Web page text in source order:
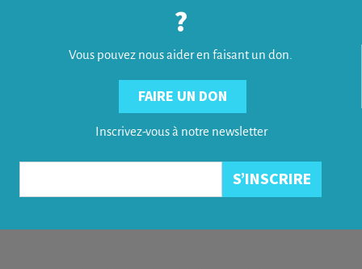
?
Vous pouvez nous aider en faisant un don.
FAIRE UN DON
Inscrivez-vous à notre newsletter